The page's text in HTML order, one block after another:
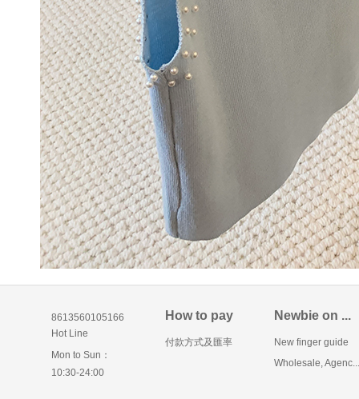
8613560105166
Hot Line
Mon to Sun：
10:30-24:00
How to pay
付款方式及匯率
Newbie on ...
New finger guide
Wholesale, Agenc...